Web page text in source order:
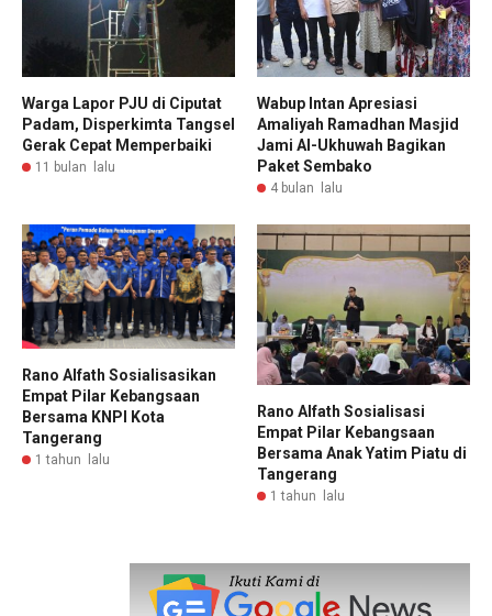
Warga Lapor PJU di Ciputat
Padam, Disperkimta Tangsel
Gerak Cepat Memperbaiki
11 bulan lalu
Wabup Intan Apresiasi
Amaliyah Ramadhan Masjid
Jami Al-Ukhuwah Bagikan
Paket Sembako
4 bulan lalu
Rano Alfath Sosialisasikan
Empat Pilar Kebangsaan
Bersama KNPI Kota
Tangerang
1 tahun lalu
Rano Alfath Sosialisasi
Empat Pilar Kebangsaan
Bersama Anak Yatim Piatu di
Tangerang
1 tahun lalu